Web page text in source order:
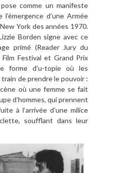
comme un manifeste
d’une Armée
York des années 1970.
Borden signe avec ce
primé (Reader Jury du
Festival et Grand Prix
forme d’u-topie où les
de prendre le pouvoir :
où une femme se fait
d’hommes, qui prennent
à l’arrivée d’une milice
soufflant dans leur